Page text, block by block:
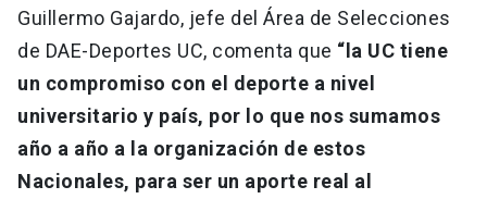
Guillermo Gajardo, jefe del Área de Selecciones
de DAE-Deportes UC, comenta que “la UC tiene
un compromiso con el deporte a nivel
universitario y país, por lo que nos sumamos
año a año a la organización de estos
Nacionales, para ser un aporte real al